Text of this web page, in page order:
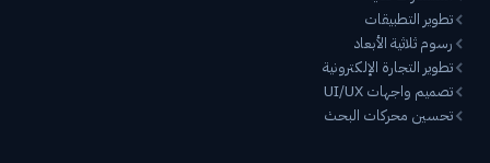
تطوير التطبيقات
رسوم ثلاثية الأبعاد
تطوير التجارة الإلكترونية
تصميم واجهات UI/UX
تحسين محركات البحث